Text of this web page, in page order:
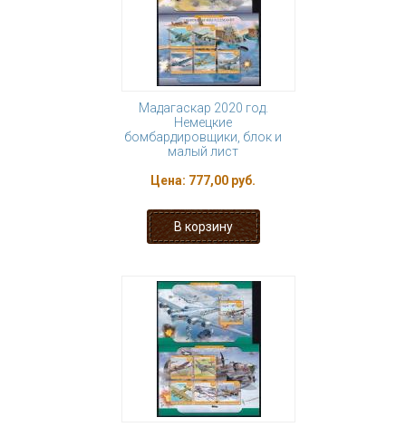
Мадагаскар 2020 год.
Немецкие
бомбардировщики, блок и
малый лист
Цена: 777,00 руб.